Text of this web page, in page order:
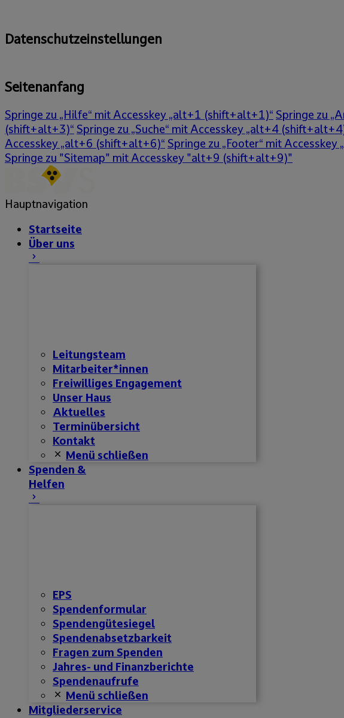
Datenschutzeinstellungen
Seitenanfang
Springe zu „Hilfe“ mit Accesskey „alt+1 (shift+alt+1)“ Springe zu
(shift+alt+3)“ Springe zu „Suche“ mit Accesskey „alt+4
Accesskey „alt+6 (shift+alt+6)“ Springe zu „Footer“ mit
Springe zu "Sitemap" mit Accesskey "alt+9 (shift+alt+9)"
Hauptnavigation
Startseite
Über uns
Leitungsteam
Mitarbeiter*innen
Freiwilliges Engagement
Unser Haus
Aktuelles
Terminübersicht
Kontakt
Menü schließen
Spenden &
Helfen
EPS
Spendenformular
Spendengütesiegel
Spendenabsetzbarkeit
Fragen zum Spenden
Jahres- und Finanzberichte
Spendenaufrufe
Menü schließen
Mitgliederservice